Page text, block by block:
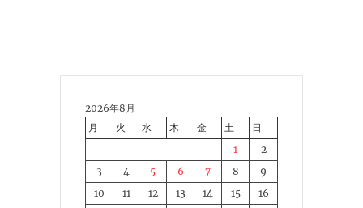
2026年8月
月
火 水 木 金 土
日
1
2
3
4 5 6 7 8
9
10
11 12 13 14 15
16